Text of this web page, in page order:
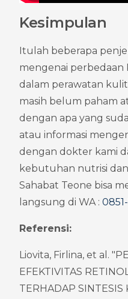
Kesimpulan
Itulah beberapa
mengenai perbedaan
dalam perawatan
masih belum paham
dengan apa yang
atau informasi
dengan dokter kami
kebutuhan nutrisi
Sahabat Teone bisa
langsung di WA :
Referensi:
Liovita, Firlina, et al.
EFEKTIVITAS
TERHADAP SINTESIS